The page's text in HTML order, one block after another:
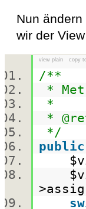
Nun
wir der
view plain copy
/**
*
*
*
*/
public